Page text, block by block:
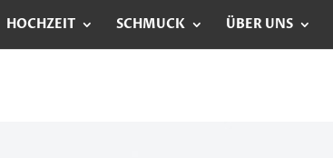
HOCHZEIT SCHMUCK ÜBER UNS